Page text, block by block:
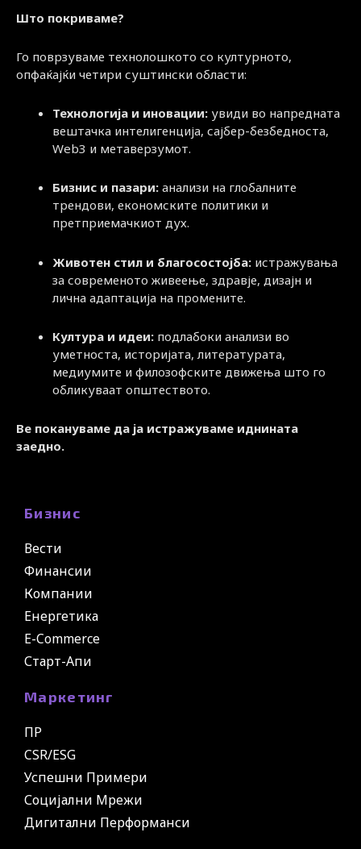
Што покриваме?
Го поврзуваме технолошкото со културното,
опфаќајќи четири суштински области:
Технологија и иновации: увиди во напредната
вештачка интелигенција, сајбер-безбедноста,
Web3 и метаверзумот.
Бизнис и пазари: анализи на глобалните
трендови, економските политики и
претприемачкиот дух.
Животен стил и благосостојба: истражувања
за современото живеење, здравје, дизајн и
лична адаптација на промените.
Култура и идеи: подлабоки анализи во
уметноста, историјата, литературата,
медиумите и филозофските движења што го
обликуваат општеството.
Ве покануваме да ја истражуваме иднината
заедно.
Бизнис
Вести
Финансии
Компании
Енергетика
E-Commerce
Старт-Апи
Маркетинг
ПР
CSR/ESG
Успешни Примери
Социјални Мрежи
Дигитални Перформанси